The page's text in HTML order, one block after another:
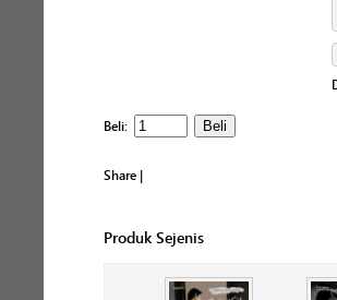
Beli:
Share |
Produk Sejenis